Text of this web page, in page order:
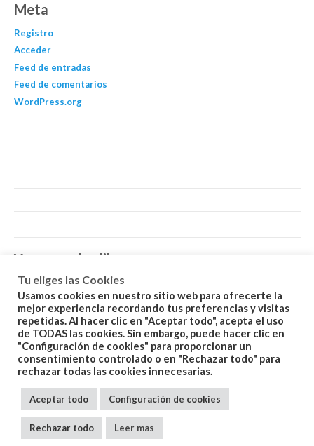
Meta
Registro
Acceder
Feed de entradas
Feed de comentarios
WordPress.org
You may also like…
Related products
Tu eliges las Cookies
Usamos cookies en nuestro sitio web para ofrecerte la
mejor experiencia recordando tus preferencias y visitas
repetidas. Al hacer clic en "Aceptar todo", acepta el uso
de TODAS las cookies. Sin embargo, puede hacer clic en
"Configuración de cookies" para proporcionar un
consentimiento controlado o en "Rechazar todo" para
rechazar todas las cookies innecesarias.
Aceptar todo Configuración de cookies
Rechazar todo Leer mas